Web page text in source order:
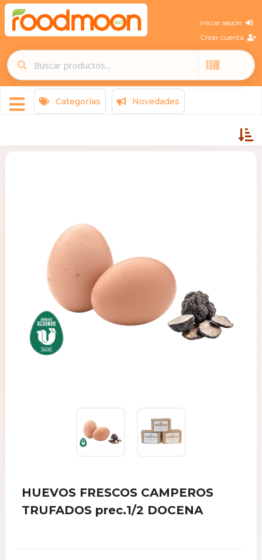
Iniciar sesión
Crear cuenta
Categorías Novedades
HUEVOS FRESCOS CAMPEROS
TRUFADOS prec.1/2 DOCENA